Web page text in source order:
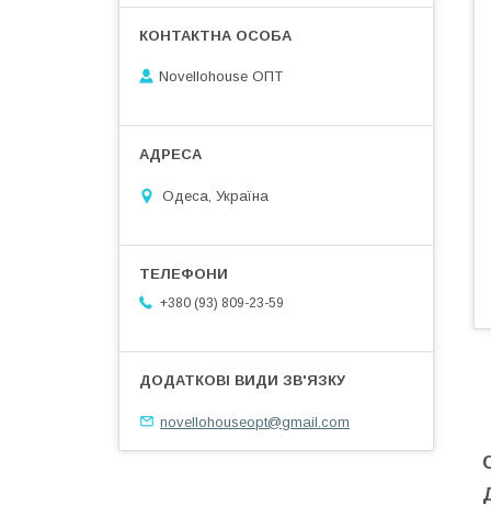
Novellohouse ОПТ
Одеса, Україна
+380 (93) 809-23-59
novellohouseopt@gmail.com